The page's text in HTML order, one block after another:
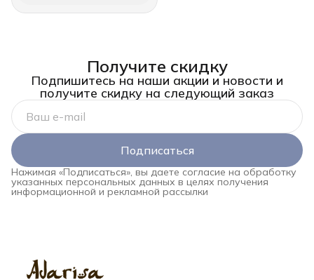
Получите скидку
Подпишитесь на наши акции и новости и
получите скидку на следующий заказ
Подписаться
Нажимая «Подписаться», вы даете согласие на обработку
указанных персональных данных в целях получения
информационной и рекламной рассылки